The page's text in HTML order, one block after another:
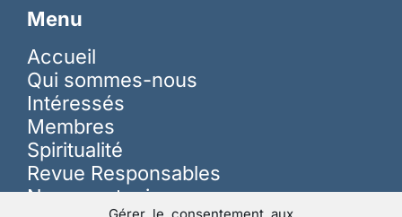
Menu
Accueil
Qui sommes-nous
Intéressés
Membres
Spiritualité
Revue Responsables
Nous soutenir